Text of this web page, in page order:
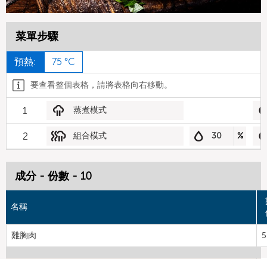
菜單步驟
預熱: 75 °C
要查看整個表格，請將表格向右移動。
1 蒸煮模式
2 組合模式 30 %
成分 - 份數 - 10
名稱
雞胸肉